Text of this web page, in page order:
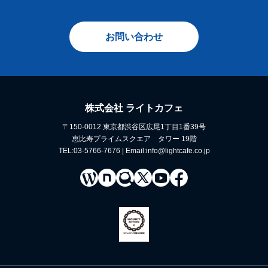
お問い合わせ
株式会社 ライトカフェ
〒150-0012 東京都渋谷区広尾1丁目1番39号
恵比寿プライムスクエア タワー 19階
TEL:03-5766-7676 | Email:info@lightcafe.co.jp